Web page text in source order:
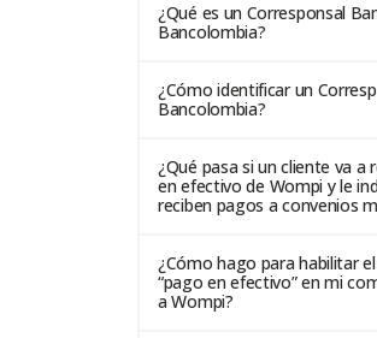
¿Qué es un Corresponsal
Bancolombia?
¿Cómo identificar un
Bancolombia?
¿Qué pasa si un cliente va a
en efectivo de Wompi y le
reciben pagos a convenios
¿Cómo hago para habilitar
“pago en efectivo” en mi
a Wompi?